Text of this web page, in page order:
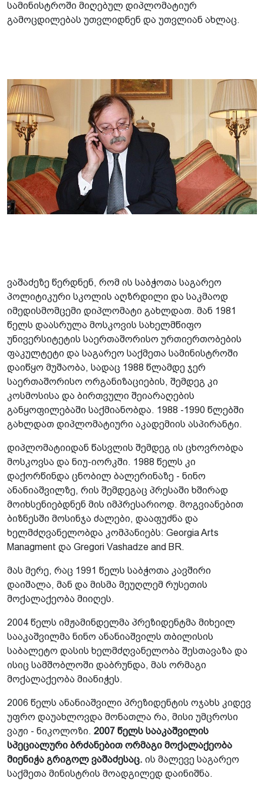
სამინისტროში მიღებულ დიპლომატიურ
გამოცდილებას უთვლიდნენ და უთვლიან ახლაც.
ვაშაძეზე წერდნენ, რომ ის საბჭოთა საგარეო
პოლიტიკური სკოლის აღზრდილი და საკმაოდ
იმედისმომცემი დიპლომატი გახლდათ. მან 1981
წელს დაასრულა მოსკოვის სახელმწიფო
უნივერსიტეტის საერთაშორისო ურთიერთობების
ფაკულტეტი და საგარეო საქმეთა სამინისტროში
დაიწყო მუშაობა, სადაც 1988 წლამდე ჯერ
საერთაშორისო ორგანიზაციების, შემდეგ კი
კოსმოსისა და ბირთვული შეიარაღების
განყოფილებაში საქმიანობდა. 1988 -1990 წლებში
გახლდათ დიპლომატიური აკადემიის ასპირანტი.
დიპლომატიიდან წასვლის შემდეგ ის ცხოვრობდა
მოსკოვსა და ნიუ-იორკში. 1988 წელს კი
დაქორწინდა ცნობილ ბალერინაზე - ნინო
ანანიაშვილზე, რის შემდეგაც პრესაში ხშირად
მოიხსენიებდნენ მის იმპრესარიოდ. მოგვიანებით
ბიზნესში მოსინჯა ძალები, დააფუძნა და
ხელმძღვანელობდა კომპანიებს: Georgia Arts
Managment და Gregori Vashadze and BR.
მას მერე, რაც 1991 წელს საბჭოთა კავშირი
დაიშალა, მან და მისმა მეუღლემ რუსეთის
მოქალაქეობა მიიღეს.
2004 წელს იმჟამინდელმა პრეზიდენტმა მიხეილ
სააკაშვილმა ნინო ანანიაშვილს თბილისის
საბალეტო დასის ხელმძღვანელობა შესთავაზა და
ისიც სამშობლოში დაბრუნდა, მას ორმაგი
მოქალაქეობა მიანიჭეს.
2006 წელს ანანიაშვილი პრეზიდენტის ოჯახს კიდევ
უფრო დაუახლოვდა მონათლა რა, მისი უმცროსი
ვაჟი - ნიკოლოზი. 2007 წელს სააკაშვილის
სპეციალური ბრძანებით ორმაგი მოქალაქეობა
მიენიჭა გრიგოლ ვაშაძესაც. ის მალევე საგარეო
საქმეთა მინისტრის მოადგილედ დაინიშნა.